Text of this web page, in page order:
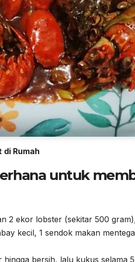
Rumah
untuk
2 ekor lobster (sekitar 500
kecil, 1 sendok makan
hingga bersih, lalu kukus selama